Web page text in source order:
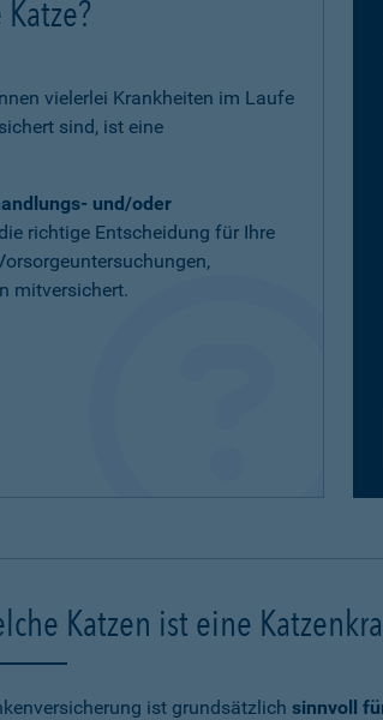
vielerlei Krankheiten im Laufe
sind, ist eine
und/oder
richtige Entscheidung für Ihre
mitversichert.
Katzen ist eine
ist grundsätzlich sinnvoll